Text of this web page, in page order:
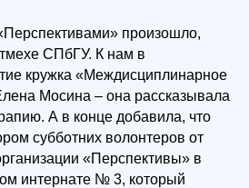
произошло,
СПбГУ. К нам в
кружка «Междисциплинарное
Мосина – она рассказывала
А в конце добавила, что
субботних волонтеров от
«Перспективы» в
интернате № 3, который